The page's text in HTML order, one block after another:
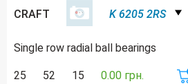
CRAFT K 6205 2RS
Single row radial ball bearings
25 52 15 0.00 грн.